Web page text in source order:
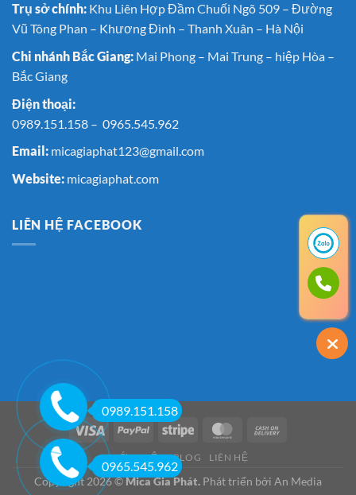
0965.545.962
chọn
tốt
cho
Trụ sở chính: Khu Liên Hợp Đầm Chuối Ngõ 509 – Đường
Vũ Tông Phan – Khương Đình – Thanh Xuân – Hà Nội
Chi nhánh Bắc Giang: Mai Phong – Mai Trung – hiệp Hòa –
Bắc Giang
Điện thoại:
0989.151.158 – 0965.545.962
Email: micagiaphat123@gmail.com
Website: micagiaphat.com
LIÊN HỆ FACEBOOK
GIỚI THIỆU BLOG LIÊN HỆ
Copyright 2026 ©Mica Gia Phát. Phát triển bởi An Media
0989.151.158